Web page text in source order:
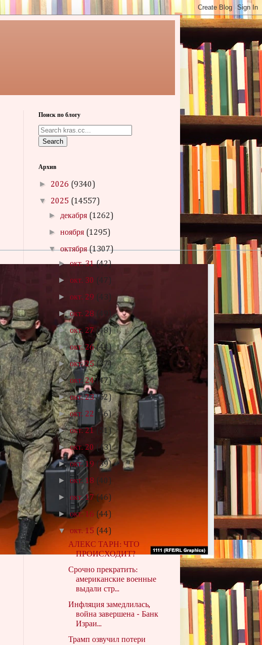
Поиск по блогу
Search
Архив
► 2026 (9340)
▼ 2025 (14557)
► декабря (1262)
►ноября (1295)
▼октября(1307)
►окт. 31(42)
►окт. 30 (47)
►окт. 29 (43)
►окт. 28 (49)
►окт. 27 (48)
►окт. 26(44)
►окт. 25(37)
►окт. 24(47)
►окт. 23(52)
►окт. 22 (46)
►окт. 21 (51)
►окт. 20(43)
►окт. 19 (39)
►окт. 18 (40)
►окт. 17 (46)
►окт. 16 (44)
▼окт. 15 (44)
АЛЕКС ТАРН: ЧТО
ПРОИСХОДИТ?
Срочно прекратить:
американские военные
выдали стр...
Инфляция замедлилась,
война завершена - Банк
Израи...
Трамп озвучил потери